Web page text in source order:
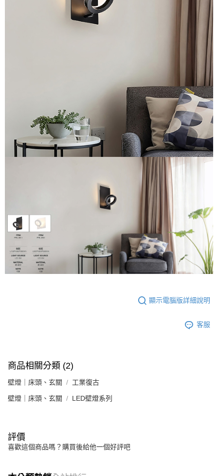
５．嚴禁一人註冊多個帳號或使用他人資訊註冊。若發現惡意使用之情形，
恩沛科技股份有限公司將有權停止該用戶之使用額度並採取法律行動。
顯示電腦版詳細說明
客服
商品相關分類 (2)
壁燈｜床頭、玄關 工業復古
壁燈｜床頭、玄關 LED壁燈系列
評價
喜歡這個商品嗎？購買後給他一個好評吧